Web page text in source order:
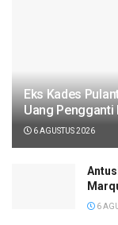
Eks Kades
Uang Pengganti
6 AGUSTUS 2026
6